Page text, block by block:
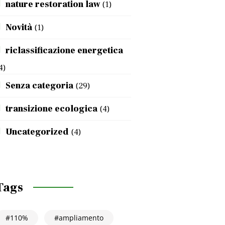
nature restoration law(1)
Novità(1)
riclassificazione energetica
Senza categoria(29)
transizione ecologica(4)
Uncategorized (4)
110% ampliamento